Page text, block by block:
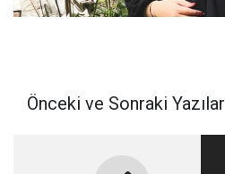
Önceki ve Sonraki Yazılar